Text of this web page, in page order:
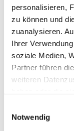
personalisieren,
zu können und
zuanalysieren.
Ihrer
soziale Medien,
Partner führen
weiteren
Impressum
Notwendig
73525
Telefon:
+49
Mail:
Datenquelle:
Planen